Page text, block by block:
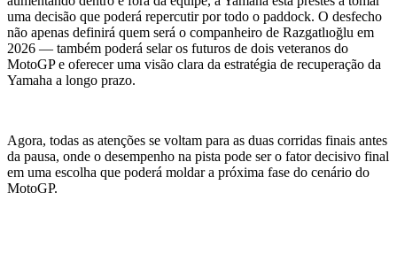
uma decisão que poderá repercutir por todo o paddock. O desfecho
não apenas definirá quem será o companheiro de Razgatlıoğlu em
2026 — também poderá selar os futuros de dois veteranos do
MotoGP e oferecer uma visão clara da estratégia de recuperação da
Yamaha a longo prazo.
Agora, todas as atenções se voltam para as duas corridas finais antes
da pausa, onde o desempenho na pista pode ser o fator decisivo final
em uma escolha que poderá moldar a próxima fase do cenário do
MotoGP.